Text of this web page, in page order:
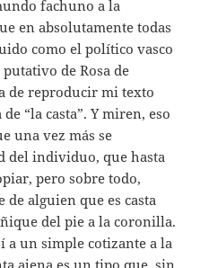
fachuno a la
en absolutamente todas
como el político vasco
de Rosa de
de reproducir mi texto
“la casta”. Y miren, eso
una vez más se
del individuo, que hasta
pero sobre todo,
alguien que es casta
del pie a la coronilla.
a un simple cotizante a la